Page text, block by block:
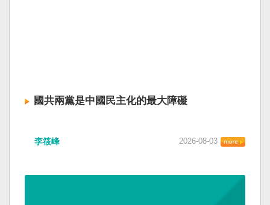
國共兩黨是中國民主化的最大障礙
李筱峰 2026-08-03